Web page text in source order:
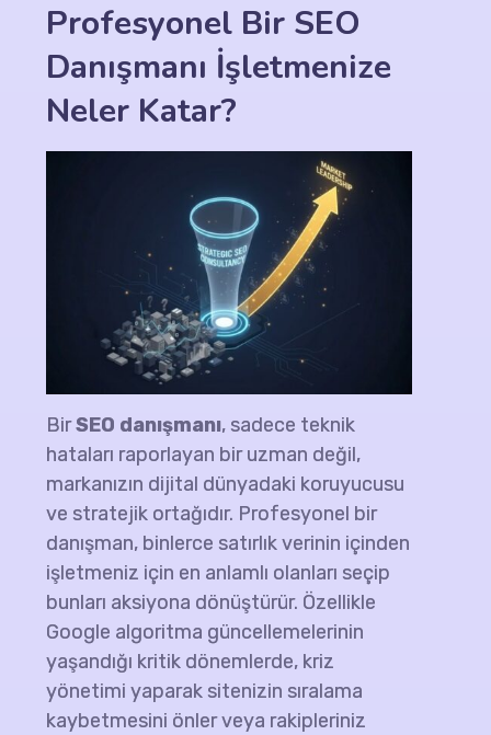
Profesyonel Bir SEO
Danışmanı İşletmenize
Neler Katar?
BirSEO danışmanı, sadece teknik
hataları raporlayan bir uzman değil,
markanızın dijital dünyadaki koruyucusu
ve stratejik ortağıdır. Profesyonel bir
danışman, binlerce satırlık verinin içinden
işletmeniz için en anlamlı olanları seçip
bunları aksiyona dönüştürür. Özellikle
Google algoritma güncellemelerinin
yaşandığı kritik dönemlerde, kriz
yönetimi yaparak sitenizin sıralama
kaybetmesini önler veya rakipleriniz